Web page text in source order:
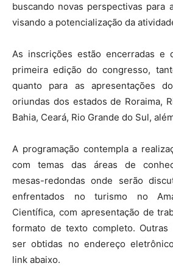
buscando novas perspectivas para
visando a potencialização da
As inscrições estão encerradas e
primeira edição do congresso,
quanto para as apresentações
oriundas dos estados de Roraima,
Bahia, Ceará, Rio Grande do Sul,
A programação contempla a
com temas das áreas de
mesas-redondas onde serão
enfrentados no turismo no
Científica, com apresentação de
formato de texto completo. Outras
ser obtidas no endereço
link abaixo.